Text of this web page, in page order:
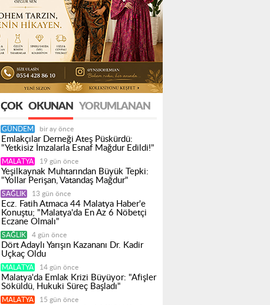
ÇOK OKUNAN YORUMLANAN
GÜNDEM bir ay önce
Emlakçılar Derneği Ateş Püskürdü:
"Yetkisiz İmzalarla Esnaf Mağdur Edildi!"
MALATYA 19 gün önce
Yeşilkaynak Muhtarından Büyük Tepki:
"Yollar Perişan, Vatandaş Mağdur"
SAĞLIK 13 gün önce
Ecz. Fatih Atmaca 44 Malatya Haber'e
Konuştu; "Malatya'da En Az 6 Nöbetçi
Eczane Olmalı"
SAĞLIK 4 gün önce
Dört Adaylı Yarışın Kazananı Dr. Kadir
Uçkaç Oldu
MALATYA 14 gün önce
Malatya'da Emlak Krizi Büyüyor: "Afişler
Söküldü, Hukuki Süreç Başladı"
MALATYA 15 gün önce